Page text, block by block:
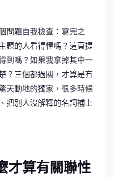
問題自我檢查：寫完之
題的人看得懂嗎？這頁提
到嗎？如果我拿掉其中一
？三個都過關，才算是有
天動地的獨家，很多時候
把別人沒解釋的名詞補上
才算有關聯性